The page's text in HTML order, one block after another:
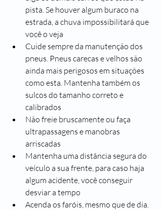
pista. Se houver algum buraco na
estrada, a chuva impossibilitará que
você o veja
Cuide sempre da manutenção dos
pneus. Pneus carecas e velhos são
ainda mais perigosos em situações
como esta. Mantenha também os
sulcos do tamanho correto e
calibrados
Não freie bruscamente ou faça
ultrapassagens e manobras
arriscadas
Mantenha uma distância segura do
veículo a sua frente, para caso haja
algum acidente, você conseguir
desviar a tempo
Acenda os faróis, mesmo que de dia.